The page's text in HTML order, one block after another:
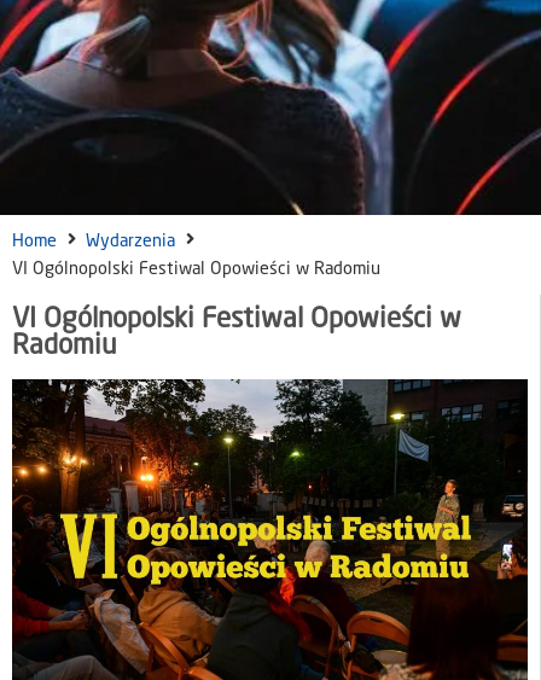
Home
Wydarzenia
VI Ogólnopolski Festiwal Opowieści w Radomiu
VI Ogólnopolski Festiwal Opowieści w
Radomiu